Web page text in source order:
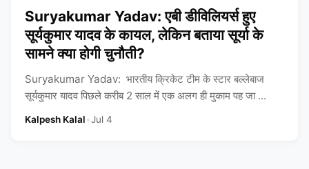
Suryakumar Yadav: एबी डीविलियर्स हुए
सूर्यकुमार यादव के कायल, लेकिन बताया सूर्या के
सामने क्या होगी चुनौती?
Suryakumar Yadav: भारतीय क्रिकेट टीम के स्टार बल्लेबाज
सूर्यकुमार यादव पिछले करीब 2 साल में एक अलग ही मुकाम पह जा ...
Kalpesh Kalal•Jul 4